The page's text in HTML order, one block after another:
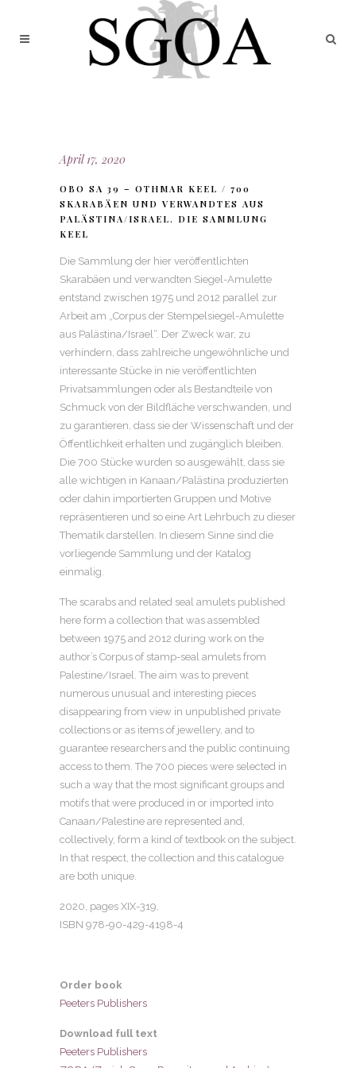
April 17, 2020
OBO SA 39 – OTHMAR KEEL / 700
SKARABÄEN UND VERWANDTES AUS
PALÄSTINA/ISRAEL. DIE SAMMLUNG
KEEL
Die Sammlung der hier veröffentlichten
Skarabäen und verwandten Siegel-Amulette
entstand zwischen 1975 und 2012 parallel zur
Arbeit am „Corpus der Stempelsiegel-Amulette
aus Palästina/Israel“. Der Zweck war, zu
verhindern, dass zahlreiche ungewöhnliche und
interessante Stücke in nie veröffentlichten
Privatsammlungen oder als Bestandteile von
Schmuck von der Bildfläche verschwanden, und
zu garantieren, dass sie der Wissenschaft und der
Öffentlichkeit erhalten und zugänglich bleiben.
Die 700 Stücke wurden so ausgewählt, dass sie
alle wichtigen in Kanaan/Palästina produzierten
oder dahin importierten Gruppen und Motive
repräsentieren und so eine Art Lehrbuch zu dieser
Thematik darstellen. In diesem Sinne sind die
vorliegende Sammlung und der Katalog
einmalig.
The scarabs and related seal amulets published
here form a collection that was assembled
between 1975 and 2012 during work on the
author’s Corpus of stamp-seal amulets from
Palestine/Israel. The aim was to prevent
numerous unusual and interesting pieces
disappearing from view in unpublished private
collections or as items of jewellery, and to
guarantee researchers and the public continuing
access to them. The 700 pieces were selected in
such a way that the most significant groups and
motifs that were produced in or imported into
Canaan/Palestine are represented and,
collectively, form a kind of textbook on the subject.
In that respect, the collection and this catalogue
are both unique.
2020, pages XIX-319,
ISBN 978-90-429-4198-4
Order book
Peeters Publishers
Download full text
Peeters Publishers